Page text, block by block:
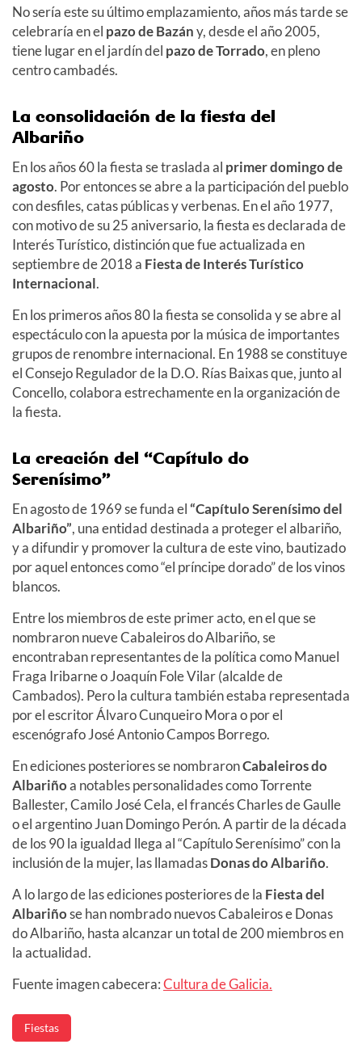
No sería este su último emplazamiento, años más tarde se
celebraría en el pazo de Bazány, desde el año 2005,
tiene lugar en el jardín del pazo de Torrado, en pleno
centro cambadés.
La consolidación de la fiesta del
Albariño
En los años 60 la fiesta se traslada al primer domingo de
agosto. Por entonces se abre a la participación del pueblo
con desfiles, catas públicas y verbenas. En el año 1977,
con motivo de su 25 aniversario, la fiesta es declarada de
Interés Turístico, distinción que fue actualizada en
septiembre de 2018 a Fiesta de Interés Turístico
Internacional.
En los primeros años 80 la fiesta se consolida y se abre al
espectáculo con la apuesta por la música de importantes
grupos de renombre internacional. En 1988 se constituye
el Consejo Regulador de la D.O. Rías Baixas que, junto al
Concello, colabora estrechamente en la organización de
la fiesta.
La creación del “Capítulo do
Serenísimo”
En agosto de 1969 se funda el“Capítulo Serenísimo del
Albariño”, una entidad destinada a proteger el albariño,
y a difundir y promover la cultura de este vino, bautizado
por aquel entonces como “el príncipe dorado” de los vinos
blancos.
Entre los miembros de este primer acto, en el que se
nombraron nueve Cabaleiros do Albariño, se
encontraban representantes de la política como Manuel
Fraga Iribarne o Joaquín Fole Vilar (alcalde de
Cambados). Pero la cultura también estaba representada
por el escritor Álvaro Cunqueiro Mora o por el
escenógrafo José Antonio Campos Borrego.
En ediciones posteriores se nombraronCabaleiros do
Albariñoa notables personalidades como Torrente
Ballester, Camilo José Cela, el francés Charles de Gaulle
o el argentino Juan Domingo Perón. A partir de la década
de los 90 la igualdad llega al “Capítulo Serenísimo” con la
inclusión de la mujer, las llamadasDonas do Albariño.
A lo largo de las ediciones posteriores de la Fiesta del
Albariñose han nombrado nuevos Cabaleiros e Donas
do Albariño, hasta alcanzar un total de 200 miembros en
la actualidad.
Fuente imagen cabecera:Cultura de Galicia.
Fiestas